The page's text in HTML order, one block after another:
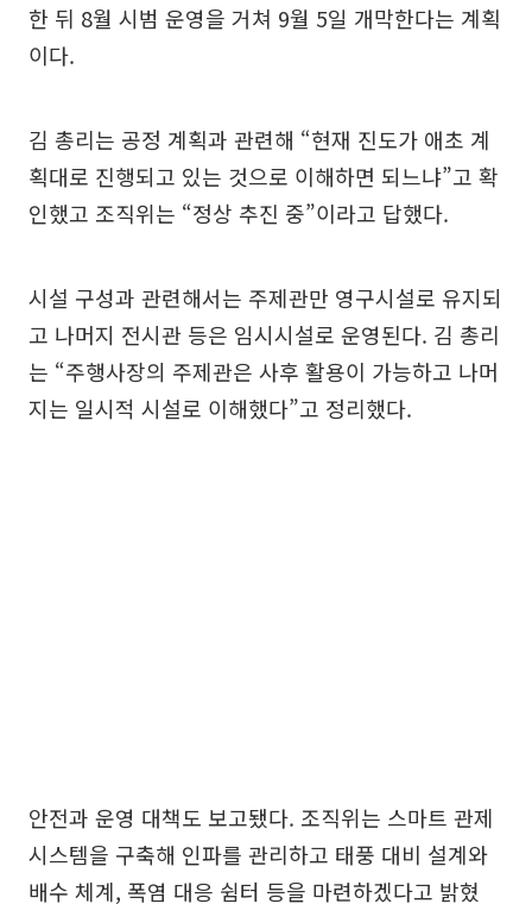
한 뒤 8월 시범 운영을 거쳐 9월 5일 개막한다는 계획
이다.
김 총리는 공정 계획과 관련해 “현재 진도가 애초 계
획대로 진행되고 있는 것으로 이해하면 되느냐”고 확
인했고 조직위는 “정상 추진 중”이라고 답했다.
시설 구성과 관련해서는 주제관만 영구시설로 유지되
고 나머지 전시관 등은 임시시설로 운영된다. 김 총리
는 “주행사장의 주제관은 사후 활용이 가능하고 나머
지는 일시적 시설로 이해했다”고 정리했다.
안전과 운영 대책도 보고됐다. 조직위는 스마트 관제
시스템을 구축해 인파를 관리하고 태풍 대비 설계와
배수 체계, 폭염 대응 쉼터 등을 마련하겠다고 밝혔